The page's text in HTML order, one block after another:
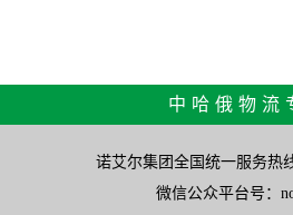
中哈俄物流
诺艾尔集团全国统一服务热
微信公众平台号：